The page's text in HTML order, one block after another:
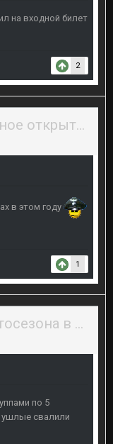
на входной билет
2
13\05\2017 - (не)официальное открытие байкерского сезона 2017 в Перми
в этом году
1
Обсуждение Открытия Мотосезона в Перми 8 мая 2017 года
по 5
ушлые свалили